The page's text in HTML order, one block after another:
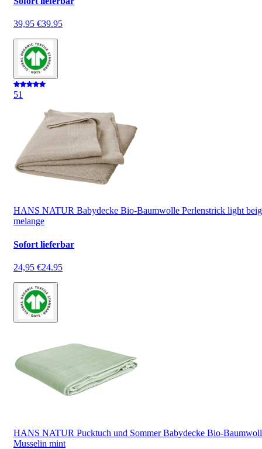
39,95 €39.95
51
HANS NATUR Babydecke Bio-Baumwolle Perlenstrick light
melange
Sofort lieferbar
24,95 €24.95
HANS NATUR Pucktuch und Sommer Babydecke Bio-
Musselin mint